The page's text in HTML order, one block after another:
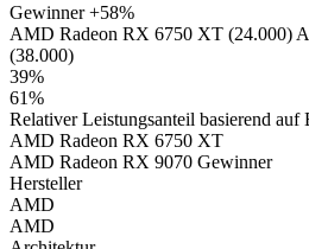
Gewinner+58%
AMD Radeon RX 6750 XT (24.000)
(38.000)
39%
61%
Relativer Leistungsanteil basierend auf
AMD Radeon RX 6750 XT
AMD Radeon RX 9070 Gewinner
Hersteller
AMD
AMD